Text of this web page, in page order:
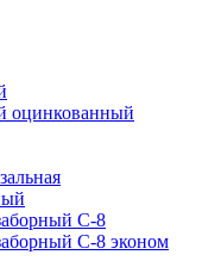
оцинкованный
С-8
С-8 эконом